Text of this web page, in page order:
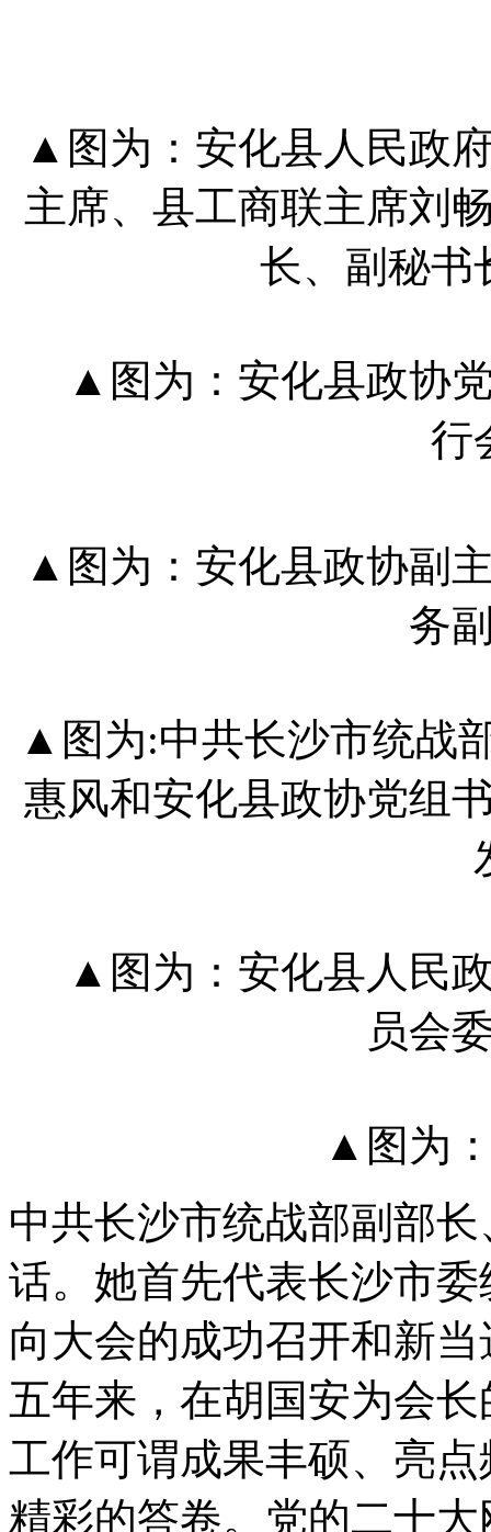
▲图为：安化县人民政
主席、县工商联主席刘
长、副秘书
▲图为：安化县政协
行
▲图为：安化县政协副
务
▲图为:中共长沙市统战
惠风和安化县政协党组
▲图为：安化县人民
员会
▲图为：
中共长沙市统战部副部
话。她首先代表长沙市
向大会的成功召开和新
五年来，在胡国安为会
工作可谓成果丰硕、亮
精彩的答卷。党的二十